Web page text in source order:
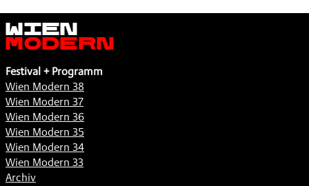
Wien
Modern
Festival + Programm
Wien Modern 38
Wien Modern 37
Wien Modern 36
Wien Modern 35
Wien Modern 34
Wien Modern 33
Archiv